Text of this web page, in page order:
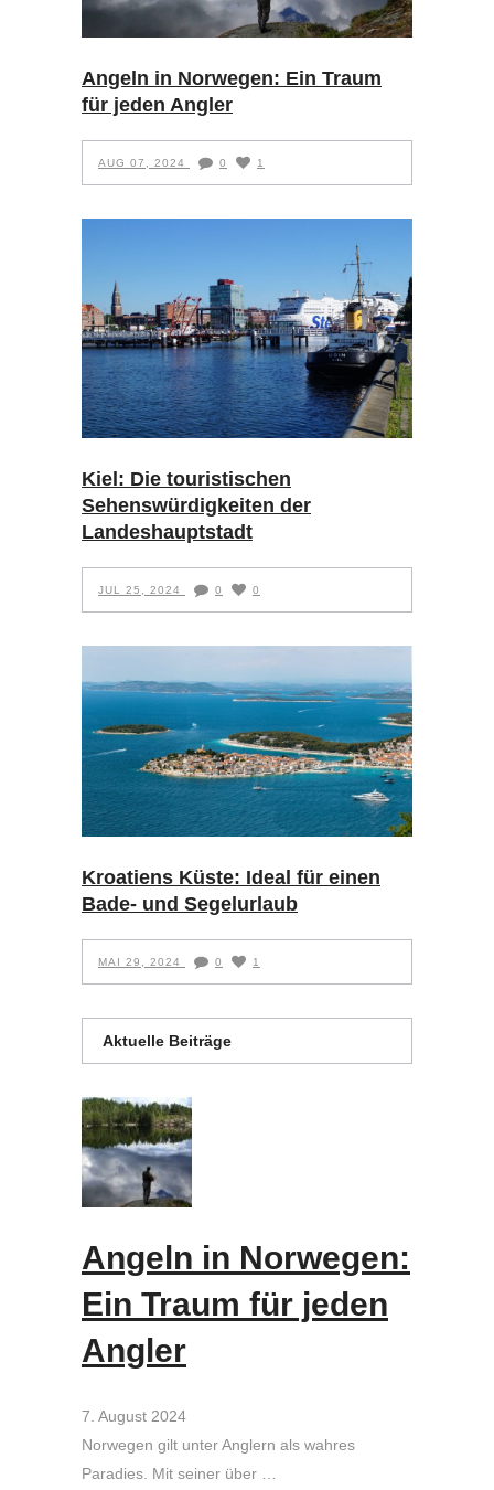
Angeln in Norwegen: Ein Traum
für jeden Angler
AUG 07, 2024 0 1
Kiel: Die touristischen
Sehenswürdigkeiten der
Landeshauptstadt
JUL 25, 2024 0 0
Kroatiens Küste: Ideal für einen
Bade- und Segelurlaub
MAI 29, 2024 0 1
Aktuelle Beiträge
Angeln in Norwegen:
Ein Traum für jeden
Angler
7. August 2024
Norwegen gilt unter Anglern als wahres
Paradies. Mit seiner über …